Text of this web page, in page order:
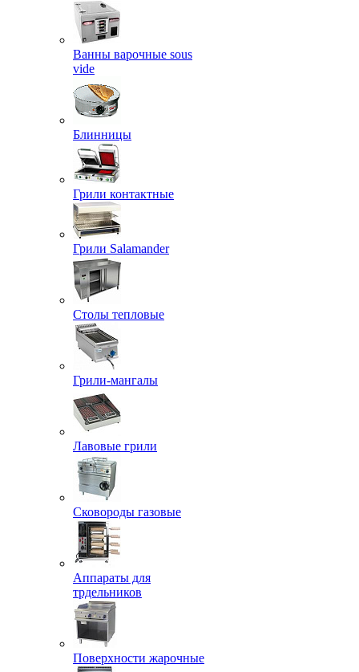
Ванны варочные sous
vide
Блинницы
Грили контактные
Грили Salamander
Столы тепловые
Грили-мангалы
Лавовые грили
Сковороды газовые
Аппараты для
трдельников
Поверхности жарочные